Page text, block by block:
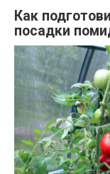
Как
посадки